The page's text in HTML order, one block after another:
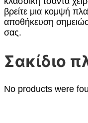
βρείτε μια κομψή
αποθήκευση
σας.
Σακίδιο
No products were